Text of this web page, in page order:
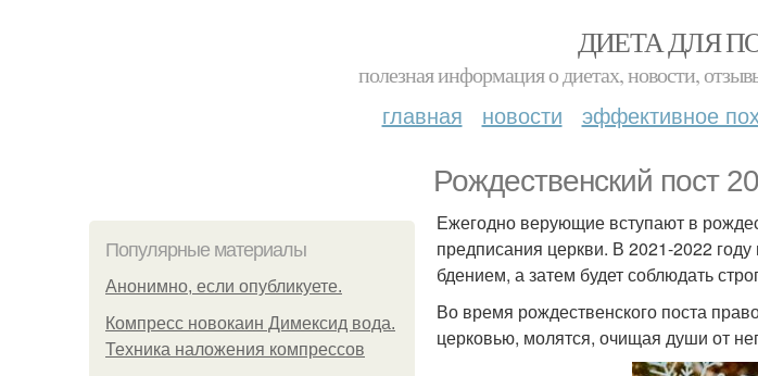
ДИЕТА ДЛЯ
полезная информация о диетах, новости,
главная новости эффективное
Рождественский пост
Популярные материалы
Анонимно, если опубликуете.
Компресс новокаин Димексид вода.
Техника наложения компрессов
Ежегодно верующие вступают в
предписания церкви. В 2021-2022
бдением, а затем будет соблюдать
Во время рождественского поста
церковью, молятся, очищая души от